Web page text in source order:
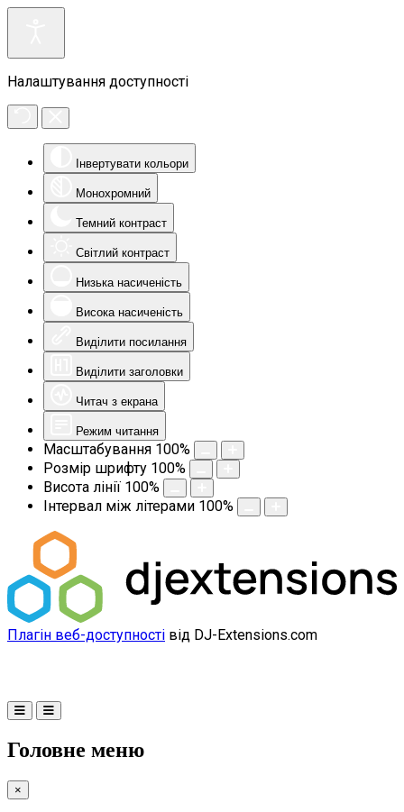
Налаштування доступності
Інвертувати кольори
Монохромний
Темний контраст
Світлий контраст
Низька насиченість
Висока насиченість
Виділити посилання
Виділити заголовки
Читач з екрана
Режим читання
Масштабування 100%
Розмір шрифту 100%
Висота лінії 100%
Інтервал між літерами 100%
Плагін веб-доступності від DJ-Extensions.com
Головне меню
×